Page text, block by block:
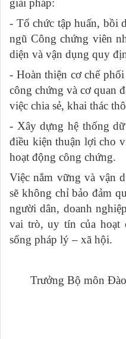
giải pháp:
- Tổ chức tập huấn, bồi
ngũ Công chứng viên
diện và vận dụng quy
- Hoàn thiện cơ chế
công chứng và cơ quan
việc chia sẻ, khai thác
- Xây dựng hệ thống
điều kiện thuận lợi cho
hoạt động công chứng.
Việc nắm vững và vận
sẽ không chỉ bảo đảm
người dân, doanh
vai trò, uy tín của hoạt
sống pháp lý – xã hội.
Trưởng Bộ môn